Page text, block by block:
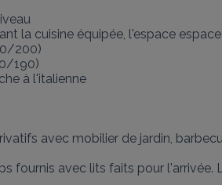
la cuisine équipée, l'espace
200)
190)
à l'italienne
avec mobilier de jardin,
fournis avec lits faits pour